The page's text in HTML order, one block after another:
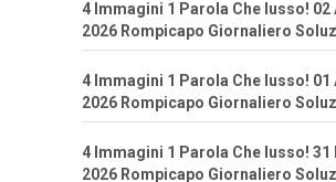
4 Immagini 1 Parola Che lusso! 02
2026 Rompicapo Giornaliero
4 Immagini 1 Parola Che lusso! 01
2026 Rompicapo Giornaliero
4 Immagini 1 Parola Che lusso! 31
2026 Rompicapo Giornaliero